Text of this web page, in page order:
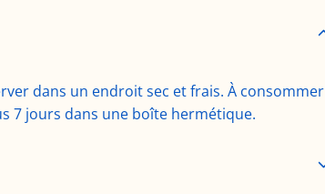
i
dans un endroit sec et frais. À consommer
7 jours dans une boîte hermétique.